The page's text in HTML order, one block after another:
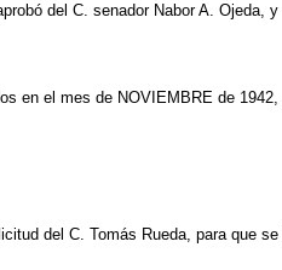
del C. senador Nabor A.
en el mes de NOVIEMBRE de
del C. Tomás Rueda, para que